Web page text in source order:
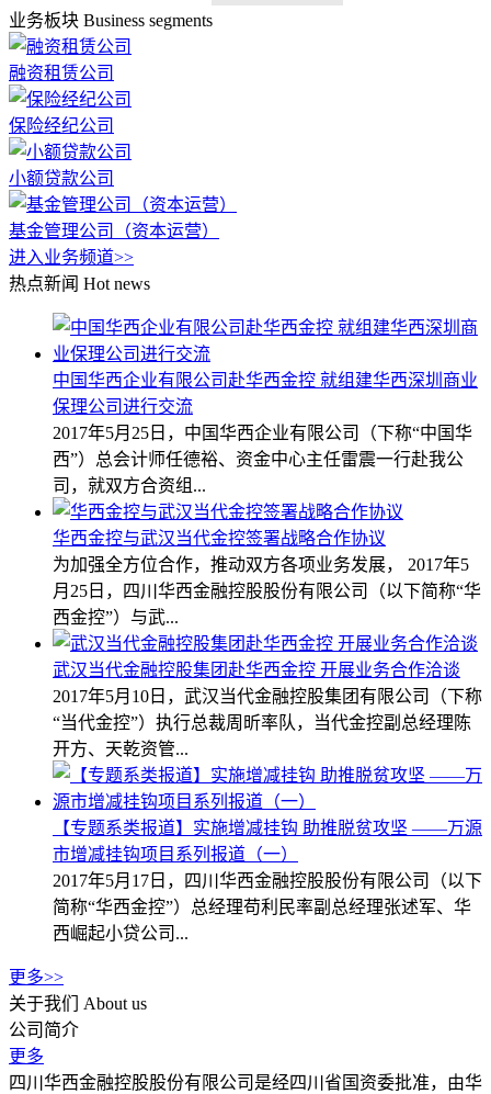
业务板块 Business segments
融资租赁公司
保险经纪公司
小额贷款公司
基金管理公司（资本运营）
进入业务频道>>
热点新闻 Hot news
中国华西企业有限公司赴华西金控 就组建华西深圳商业
保理公司进行交流
2017年5月25日，中国华西企业有限公司（下称“中国华
西”）总会计师任德裕、资金中心主任雷震一行赴我公
司，就双方合资组...
华西金控与武汉当代金控签署战略合作协议
为加强全方位合作，推动双方各项业务发展， 2017年5
月25日，四川华西金融控股股份有限公司（以下简称“华
西金控”）与武...
武汉当代金融控股集团赴华西金控 开展业务合作洽谈
2017年5月10日，武汉当代金融控股集团有限公司（下称
“当代金控”）执行总裁周昕率队，当代金控副总经理陈
开方、天乾资管...
【专题系类报道】实施增减挂钩 助推脱贫攻坚 ——万源
市增减挂钩项目系列报道（一）
2017年5月17日，四川华西金融控股股份有限公司（以下
简称“华西金控”）总经理苟利民率副总经理张述军、华
西崛起小贷公司...
更多>>
关于我们
About us
公司简介
更多
四川华西金融控股股份有限公司是经四川省国资委批准，由华